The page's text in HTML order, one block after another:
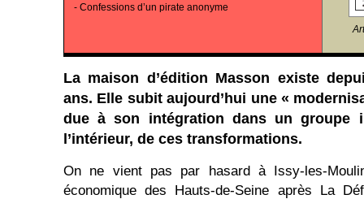
- Confessions d’un pirate anonyme
La maison d’édition Masson existe
ans. Elle subit aujourd’hui une «
due à son intégration dans un groupe
l’intérieur, de ces transformations.
On ne vient pas par hasard à Issy-les-
économique des Hauts-de-Seine après La